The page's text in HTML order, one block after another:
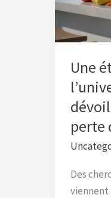
Une
perte
Des
de
Stanford
dévoile
le
secret
pour
une
perte
de
durable